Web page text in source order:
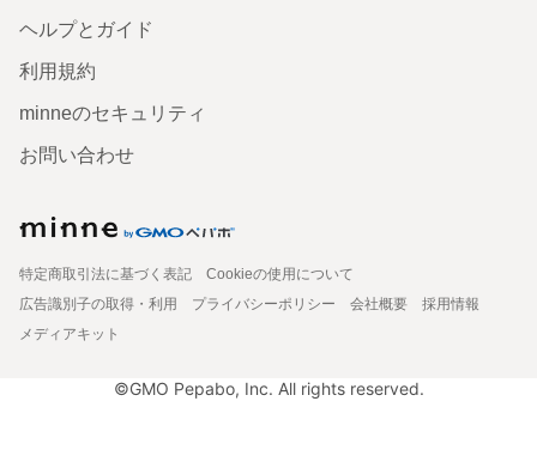
ヘルプとガイド
利用規約
minneのセキュリティ
お問い合わせ
特定商取引法に基づく表記
Cookieの使用について
広告識別子の取得・利用
プライバシーポリシー 会社概要
採用情報
メディアキット
©GMO Pepabo, Inc. All rights reserved.